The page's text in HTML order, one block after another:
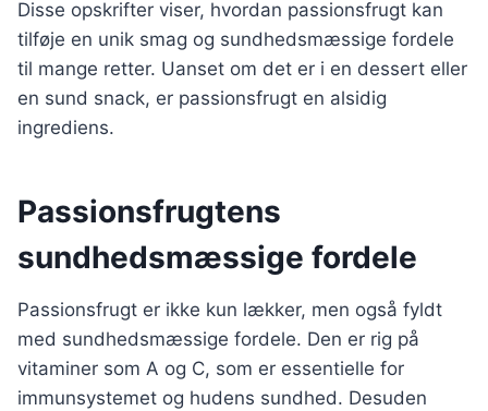
Disse opskrifter viser, hvordan passionsfrugt kan
tilføje en unik smag og sundhedsmæssige fordele
til mange retter. Uanset om det er i en dessert eller
en sund snack, er passionsfrugt en alsidig
ingrediens.
Passionsfrugtens
sundhedsmæssige fordele
Passionsfrugt er ikke kun lækker, men også fyldt
med sundhedsmæssige fordele. Den er rig på
vitaminer som A og C, som er essentielle for
immunsystemet og hudens sundhed. Desuden